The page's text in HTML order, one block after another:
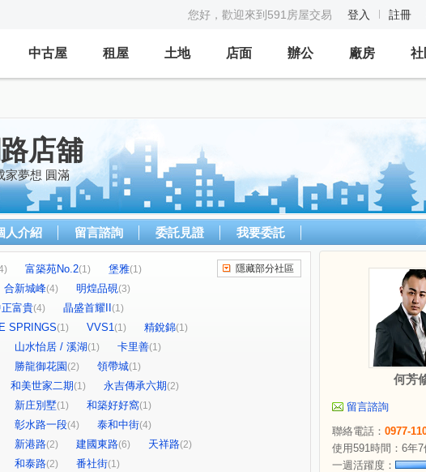
您好，歡迎來到591房屋交易 登入 註冊
中古屋 租屋 土地 店面 辦公 廠房 社
店舖
家夢想 圓滿
人介紹 留言諮詢 委託見證 我要委託
富築苑No.2(1) 堡雅(1)
合新城峰(4) 明煌品硯(3)
富貴(4) 晶盛首耀II (1)
SPRINGS(1) VVS1(1) 精銳錦(1)
山水怡居 / 溪湖(1) 卡里善(1)
勝龍御花園 (2) 領帶城(1)
和美世家二期(1) 永吉傳承六期(2)
新庄別墅(1) 和築好好窩(1)
彰水路一段(4) 泰和中街(4)
新港路(2) 建國東路(6) 天祥路(2)
和泰路(2) 番社街(1)
隱藏部分社區
何芳
留言諮詢
聯絡電話： 0977-
使用591時間：6年7
一週活躍度：